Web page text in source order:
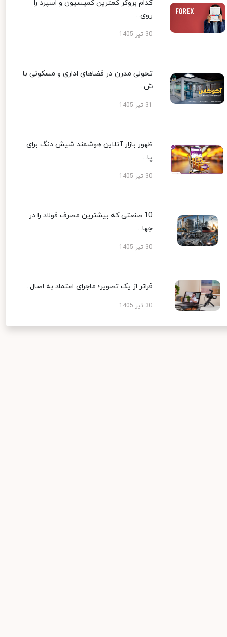
کدام بروکر کمترین کمیسیون و اسپرد را
روی...
30 تیر 1405
تحولی مدرن در فضاهای اداری و مسکونی با
ش...
ظهور بازار آنلاین هوشمند شیش دنگ برای
پا...
30 تیر 1405
10 صنعتی که بیشترین مصرف فولاد را در
جها...
30 تیر 1405
فراتر از یک تصویر؛ ماجرای اعتماد به اصال...
30 تیر 1405